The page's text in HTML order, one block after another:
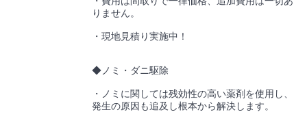
りません。
・現地見積り実施中！
◆ノミ・ダニ駆除
・ノミに関しては残効性の高い薬剤を使用し、
発生の原因も追及し根本から解決します。